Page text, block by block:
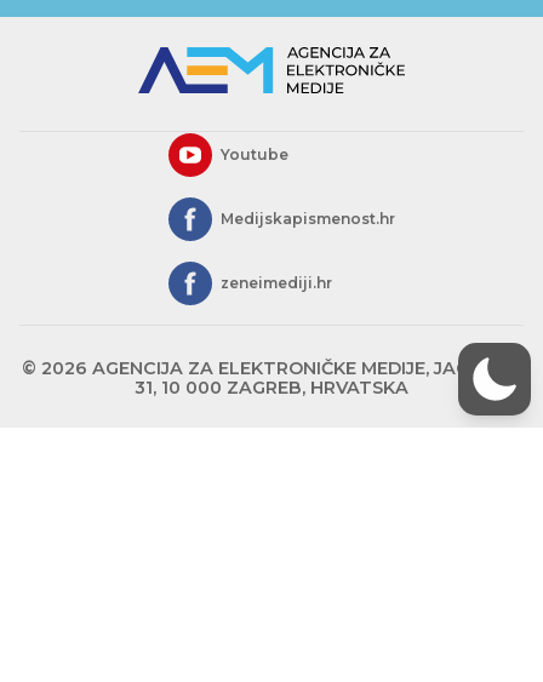
Youtube
Medijskapismenost.hr
zeneimediji.hr
© 2026 AGENCIJA ZA ELEKTRONIČKE MEDIJE, JAGIĆEVA
31, 10 000 ZAGREB, HRVATSKA